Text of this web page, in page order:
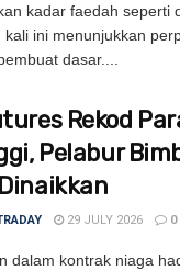
kadar faedah seperti
kali ini menunjukkan
dasar....
Rekod
Pelabur
29 JULY 2026 0
dalam kontrak niaga